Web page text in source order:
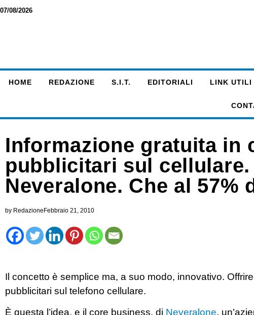
07/08/2026
HOME REDAZIONE S.I.T. EDITORIALI LINK UTILI
Informazione gratuita in
pubblicitari sul
Neveralone. Che al 57%
by Redazione Febbraio 21, 2010
Il concetto è semplice ma, a suo modo, innovativo.
pubblicitari sul telefono cellulare.
È questa l’idea, e il core business, di Neveralone,